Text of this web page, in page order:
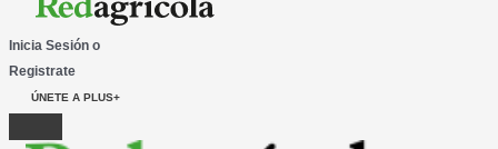
Inicia Sesión o
Registrate
ÚNETE A PLUS+